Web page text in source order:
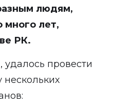
людям,
много лет,
РК.
провести
нескольких